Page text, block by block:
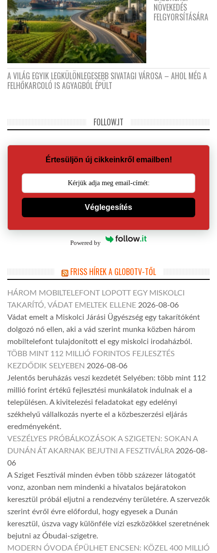
NÖVEKEDÉS
FELGYORSÍTÁSÁRA
A VILÁG EGYIK LEGKÜLÖNLEGESEBB SIVATAGI VÁROSA – AHOL MÉG A
FELHŐKARCOLÓ IS AGYAGBÓL ÉPÜLT
FOLLOW.IT
Értesüljön új cikkeinkről emailben!
Véglegesítés
Powered by
FRISS HÍREK A GLOBOTV-TŐL
HÁROM MOBILTELEFONT LOPOTT EGY MISKOLCI
TAKARÍTÓ, VÁDAT EMELTEK ELLENE 2026-08-06
Vádat emelt a Miskolci Járási Ügyészség egy takarítóként
dolgozó nő ellen, aki a vád szerint munka közben három
mobiltelefont tulajdonított el egy miskolci irodaházból.
TÖBB MINT 112 MILLIÓ FORINTOS FEJLESZTÉS
KEZDŐDIK SELYEBEN 2026-08-06
Jelentős beruházás veszi kezdetét Selyében: több mint 112
millió forint értékű fejlesztési munkálatok indulnak el a
településen. A kivitelezési feladatokat egy edelényi
székhelyű vállalkozás nyerte el a közbeszerzési eljárás
eredményeként.
VESZÉLYES PRÓBÁLKOZÁSOK A SZIGETEN: SOKAN A
DUNÁN ÁT AKARNAK BEJUTNI A FESZTIVÁLRA 2026-08-
06
A Sziget Fesztivál minden évben több százezer látogatót
vonz, azonban nem mindenki a hivatalos bejáratokon
keresztül próbál eljutni a rendezvény területére. A szervezők
szerint évről évre előfordul, hogy egyesek a Dunán
keresztül, úszva vagy különféle vízi eszközökkel szeretnének
bejutni az Óbudai-szigetre.
MODERN ÓVODA ÉPÜLHET ENCSEN: KÖZEL 400 MILLIÓ